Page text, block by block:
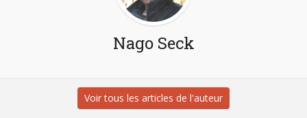
Nago Seck
Voir tous les articles de l'auteur